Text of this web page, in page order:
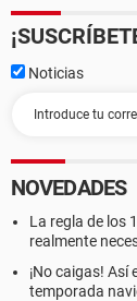
Noticias
NOVEDADES
La regla de los
realmente
¡No caigas!
temporada